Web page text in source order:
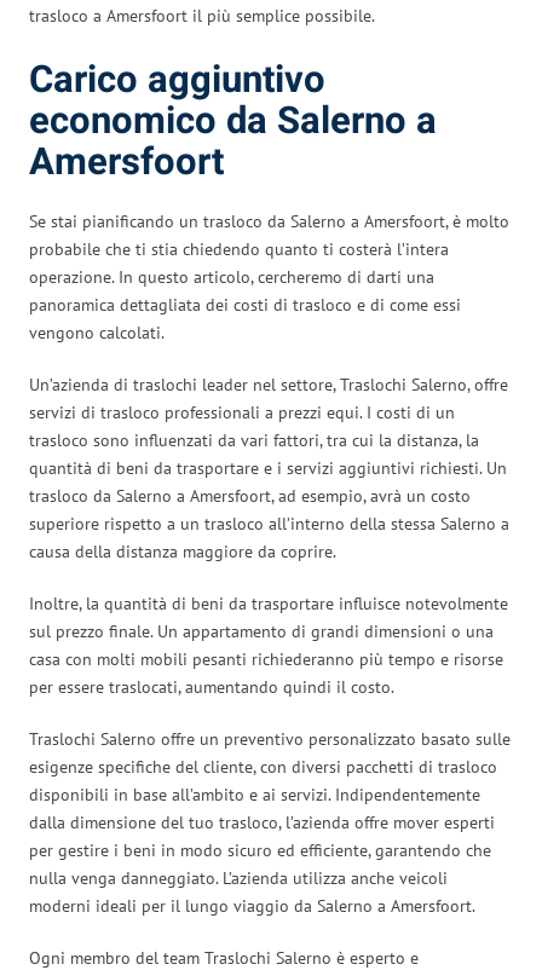
trasloco a Amersfoort il più semplice possibile.
Carico aggiuntivo
economico da Salerno a
Amersfoort
Se stai pianificando un trasloco da Salerno a Amersfoort, è molto
probabile che ti stia chiedendo quanto ti costerà l’intera
operazione. In questo articolo, cercheremo di darti una
panoramica dettagliata dei costi di trasloco e di come essi
vengono calcolati.
Un’azienda di traslochi leader nel settore, Traslochi Salerno, offre
servizi di trasloco professionali a prezzi equi. I costi di un
trasloco sono influenzati da vari fattori, tra cui la distanza, la
quantità di beni da trasportare e i servizi aggiuntivi richiesti. Un
trasloco da Salerno a Amersfoort, ad esempio, avrà un costo
superiore rispetto a un trasloco all’interno della stessa Salerno a
causa della distanza maggiore da coprire.
Inoltre, la quantità di beni da trasportare influisce notevolmente
sul prezzo finale. Un appartamento di grandi dimensioni o una
casa con molti mobili pesanti richiederanno più tempo e risorse
per essere traslocati, aumentando quindi il costo.
Traslochi Salerno offre un preventivo personalizzato basato sulle
esigenze specifiche del cliente, con diversi pacchetti di trasloco
disponibili in base all’ambito e ai servizi. Indipendentemente
dalla dimensione del tuo trasloco, l’azienda offre mover esperti
per gestire i beni in modo sicuro ed efficiente, garantendo che
nulla venga danneggiato. L’azienda utilizza anche veicoli
moderni ideali per il lungo viaggio da Salerno a Amersfoort.
Ogni membro del team Traslochi Salerno è esperto e